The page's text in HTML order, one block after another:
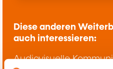
Diese anderen
auch interessieren:
Audiovisuelle